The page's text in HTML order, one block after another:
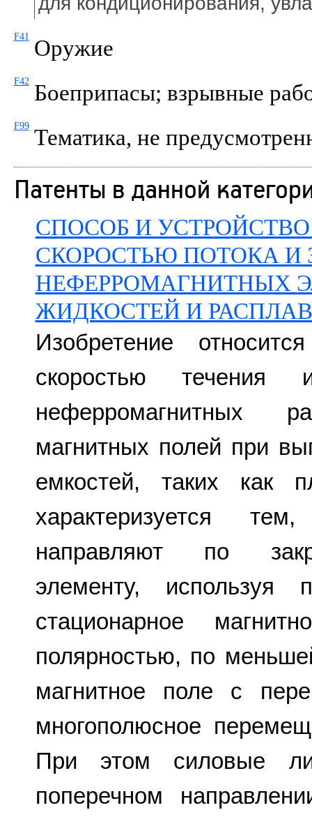
F41 Оружие
F42 Боеприпасы; взрывные
F99 Тематика, не
Патенты в данной
СПОСОБ И
СКОРОСТЬЮ ПОТОКА И
НЕФЕРРОМАГНИТНЫХ
ЖИДКОСТЕЙ И
Изобретение
скоростью течения
неферромагнитных
магнитных полей при
емкостей, таких как
характеризуется
направляют по
элементу,
стационарное
полярностью, по
магнитное поле с
многополюсное
При этом силовые
поперечном